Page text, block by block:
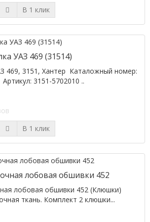
В 1 клик
УАЗ 469 (31514)
469, 3151, Хантер Каталожный номер:
3151-5702010 ..
В 1 клик
лобовая обшивки 452
лобовая обшивки 452 (Клюшки)
ткань. Комплект 2 клюшки...